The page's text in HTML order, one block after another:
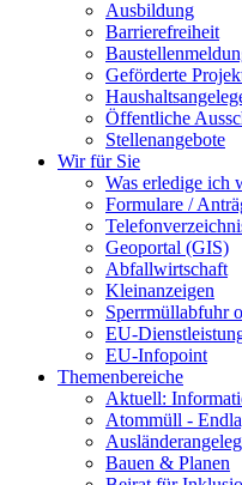
Ausbildung
Barrierefreiheit
Geförderte
Öffentliche
Stellenangebote
Wir für Sie
Was erledige ich
Formulare /
Geoportal (GIS)
Abfallwirtschaft
Kleinanzeigen
Sperrmüllabfuhr
EU-
EU-Infopoint
Themenbereiche
Aktuell:
Atommüll -
Bauen & Planen